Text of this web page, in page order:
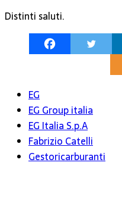
Distinti saluti.
EG
EG Group italia
EG Italia S.p.A
Fabrizio Catelli
Gestoricarburanti